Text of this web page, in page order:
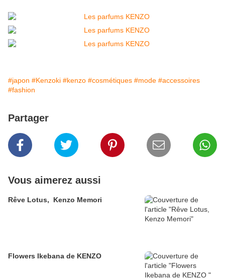
#japon #Kenzoki #kenzo #cosmétiques #mode #accessoires
#fashion
Partager
Vous aimerez aussi
Rêve Lotus, Kenzo Memori
Flowers Ikebana de KENZO